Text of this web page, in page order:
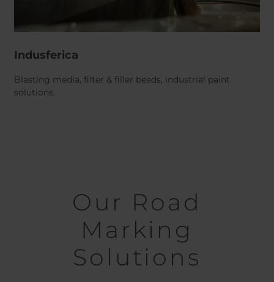
Indusferica
Blasting media, filter & filler beads, industrial paint
solutions.
Our Road
Marking
Solutions